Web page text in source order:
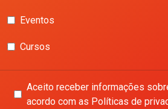
Eventos
Cursos
Aceito receber informações
acordo com as Políticas de